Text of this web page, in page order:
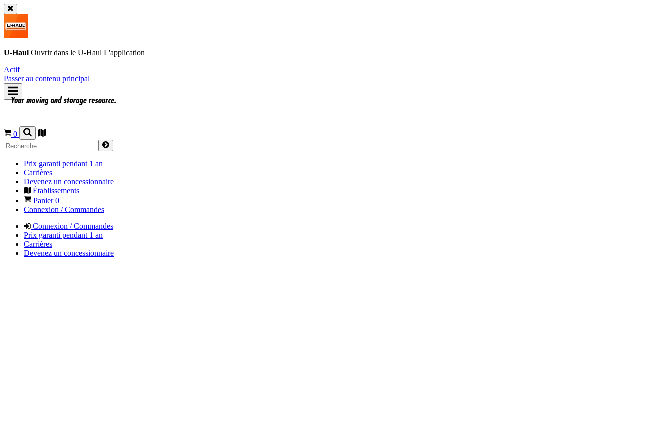
U-Haul Ouvrir dans le U-Haul L'application
Actif
Passer au contenu principal
0
Prix garanti pendant 1 an
Carrières
Devenez un concessionnaire
Établissements
Panier0
Connexion / Commandes
Connexion / Commandes
Prix garanti pendant 1 an
Carrières
Devenez un concessionnaire